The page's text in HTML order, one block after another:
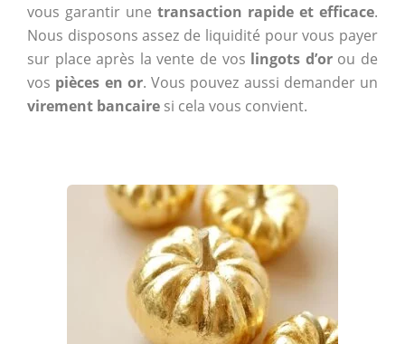
vous garantir une transaction rapide et efficace.
Nous disposons assez de liquidité pour vous payer
sur place après la vente de vos lingots d’orou de
vos pièces en or. Vous pouvez aussi demander un
virement bancaire si cela vous convient.